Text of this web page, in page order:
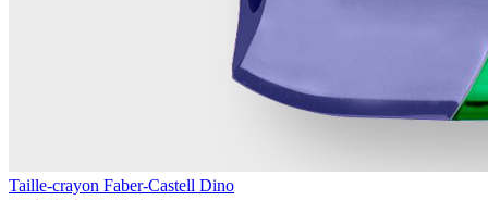
Taille-crayon Faber-Castell Dino